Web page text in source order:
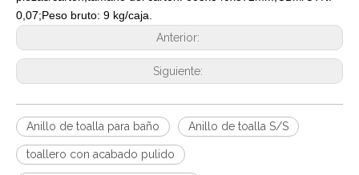
0,07;Peso bruto: 9 kg/caja.
Anterior:
Siguiente:
Anillo de toalla para baño Anillo de toalla S/S
toallero con acabado pulido